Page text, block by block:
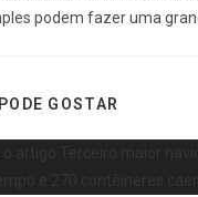
podem fazer uma
GOSTAR